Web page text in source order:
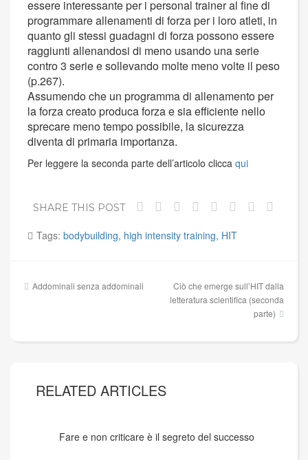
essere interessante per i personal trainer al fine di
programmare allenamenti di forza per i loro atleti, in
quanto gli stessi guadagni di forza possono essere
raggiunti allenandosi di meno usando una serie
contro 3 serie e sollevando molte meno volte il peso
(p.267).
Assumendo che un programma di allenamento per
la forza creato produca forza e sia efficiente nello
sprecare meno tempo possibile, la sicurezza
diventa di primaria importanza.
Per leggere la seconda parte dell’articolo clicca qui
SHARE THIS POST
Tags: bodybuilding, high intensity training, HIT
Navigazione
Addominali senza addominali
Ciò che emerge sull’HIT dalla
letteratura scientifica (seconda
parte)
RELATED ARTICLES
Fare e non criticare è il segreto del successo